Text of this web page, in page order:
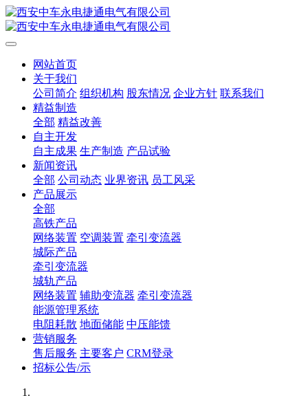
网站首页
关于我们
公司简介 组织机构 股东情况 企业方针 联系我们
精益制造
全部 精益改善
自主开发
自主成果 生产制造 产品试验
新闻资讯
全部 公司动态 业界资讯 员工风采
产品展示
全部
高铁产品
网络装置 空调装置 牵引变流器
城际产品
牵引变流器
城轨产品
网络装置 辅助变流器 牵引变流器
能源管理系统
电阻耗散 地面储能 中压能馈
营销服务
售后服务 主要客户 CRM登录
招标公告/示